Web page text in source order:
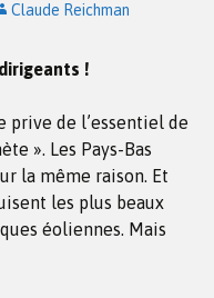
Claude Reichman
!
prive de l’essentiel de
». Les Pays-Bas
la même raison. Et
les plus beaux
éoliennes. Mais